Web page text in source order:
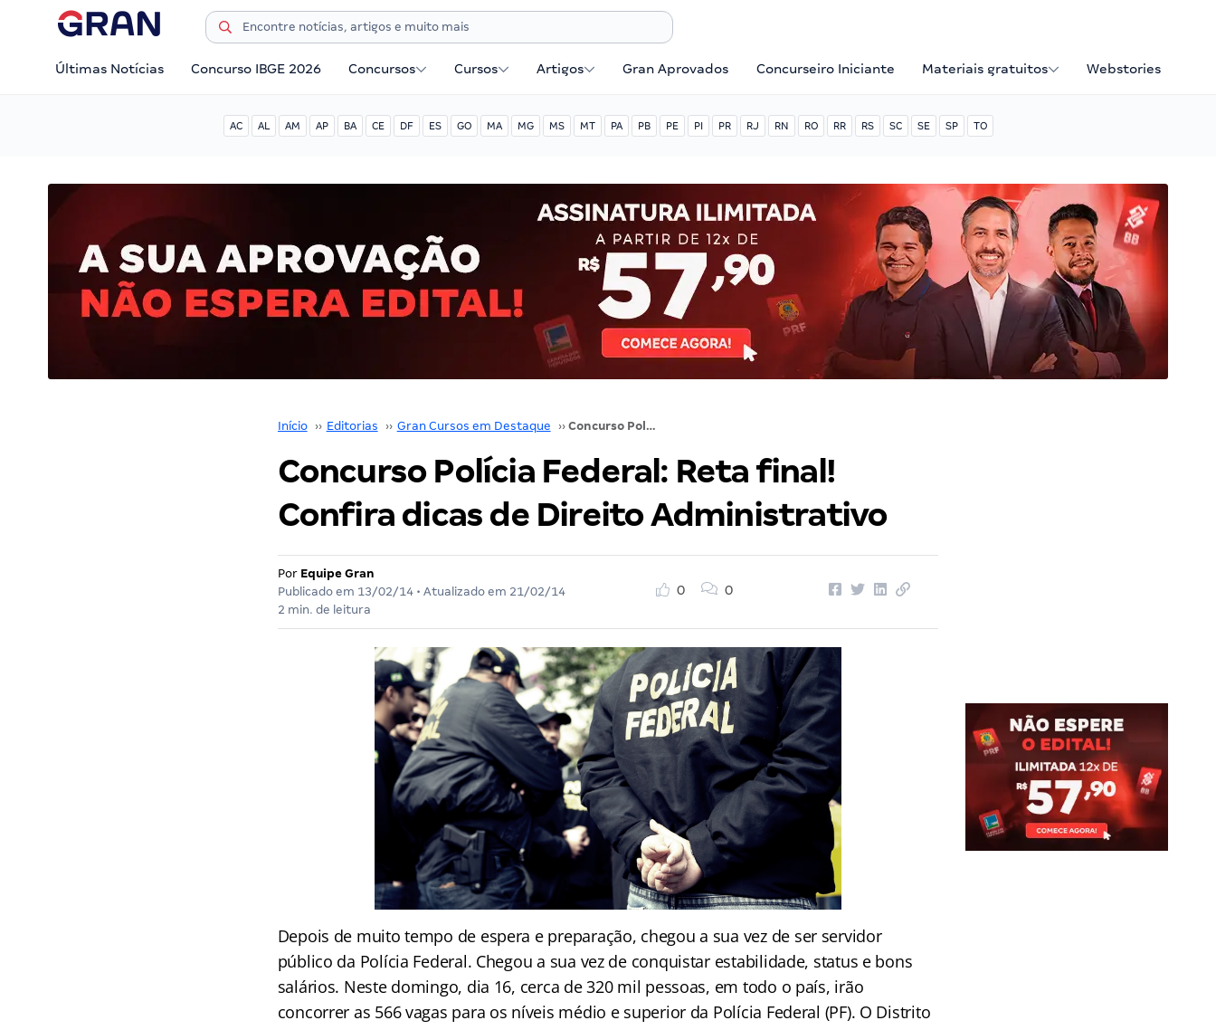
Últimas Notícias Concurso IBGE 2026 Concursos Cursos Artigos Gran Aprovados Concurseiro Iniciante Materiais gratuitos Webstories
AC AL AM AP BA CE DF ES GO MA MG MS MT PA PB PE PI PR RJ RN RO RR RS SC SE SP TO
Início ›› Editorias ›› Gran Cursos em Destaque ›› Concurso Polícia Federal: Reta final! Confira dicas de Direito Administrativo
Concurso Polícia Federal: Reta final!
Confira dicas de Direito Administrativo
Por Equipe Gran
Publicado em 13/02/14• Atualizado em 21/02/14
2 min. de leitura
0 0
Depois de muito tempo de espera e preparação, chegou a sua vez de ser servidor
público da Polícia Federal. Chegou a sua vez de conquistar estabilidade, status e bons
salários. Neste domingo, dia 16, cerca de 320 mil pessoas, em todo o país, irão
concorrer as 566 vagas para os níveis médio e superior da Polícia Federal (PF). O Distrito